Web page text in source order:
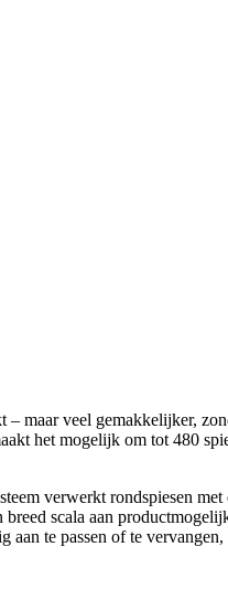
maar veel gemakkelijker,
het mogelijk om tot 480
verwerkt rondspiesen
scala aan
te passen of te